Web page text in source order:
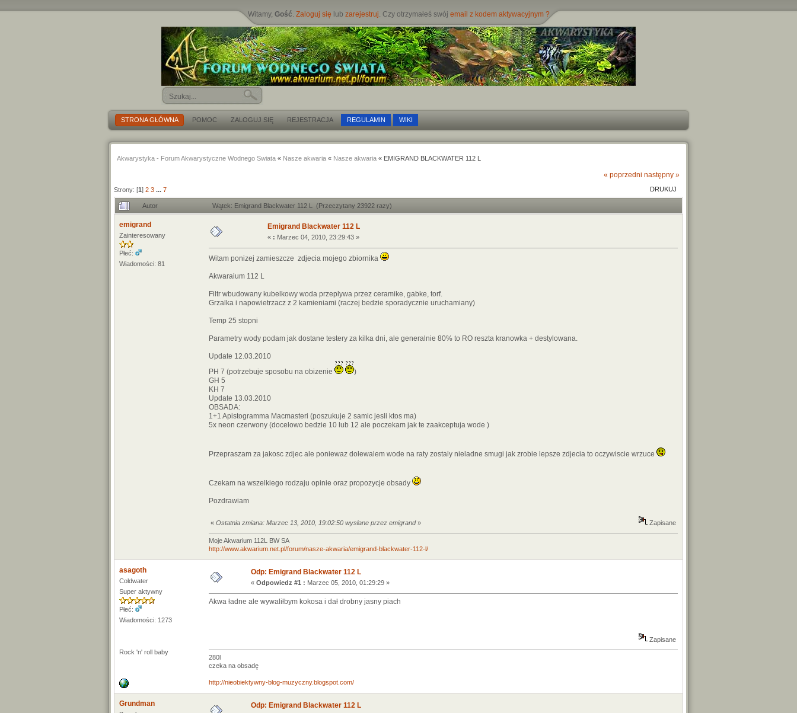
Witamy, Gość. Zaloguj się lub zarejestruj. Czy otrzymałeś swój email z kodem aktywacyjnym ?
STRONA GŁÓWNA POMOC ZALOGUJ SIĘ REJESTRACJA REGULAMIN WIKI
Akwarystyka - Forum Akwarystyczne Wodnego Swiata « Nasze akwaria « Nasze akwaria « EMIGRAND BLACKWATER 112 L
Strony: [1] 2 3 ... 7
« poprzedni następny »
DRUKUJ
Autor Wątek: Emigrand Blackwater 112 L (Przeczytany 23922 razy)
emigrand
Zainteresowany
Płeć:
Wiadomości: 81
Emigrand Blackwater 112 L
« : Marzec 04, 2010, 23:29:43 »
Witam ponizej zamieszcze zdjecia mojego zbiornika
Akwaraium 112 L
Filtr wbudowany kubelkowy woda przeplywa przez ceramike, gabke, torf.
Grzalka i napowietrzacz z 2 kamieniami (raczej bedzie sporadycznie uruchamiany)
Temp 25 stopni
Parametry wody podam jak dostane testery za kilka dni, ale generalnie 80% to RO reszta kranowka + destylowana.
Update 12.03.2010
PH 7 (potrzebuje sposobu na obizenie
)
GH 5
KH 7
Update 13.03.2010
OBSADA:
1+1 Apistogramma Macmasteri (poszukuje 2 samic jesli ktos ma)
5x neon czerwony (docelowo bedzie 10 lub 12 ale poczekam jak te zaakceptuja wode )
Przepraszam za jakosc zdjec ale poniewaz dolewalem wode na raty zostaly nieladne smugi jak zrobie lepsze zdjecia to oczywiscie wrzuce
Czekam na wszelkiego rodzaju opinie oraz propozycje obsady
Pozdrawiam
« Ostatnia zmiana: Marzec 13, 2010, 19:02:50 wysłane przez emigrand» Zapisane
Moje Akwarium 112L BW SA
http://www.akwarium.net.pl/forum/nasze-akwaria/emigrand-blackwater-112-l/
asagoth
Coldwater
Super aktywny
Płeć:
Wiadomości: 1273
Rock 'n' roll baby
Odp: Emigrand Blackwater 112 L
« Odpowiedz #1 : Marzec 05, 2010, 01:29:29 »
Akwa ładne ale wywaliłbym kokosa i dał drobny jasny piach
Zapisane
280l
czeka na obsadę
http://nieobiektywny-blog-muzyczny.blogspot.com/
Grundman Odp: Emigrand Blackwater 112 L